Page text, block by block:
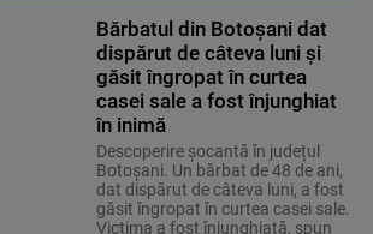
Bărbatul din Botoșani dat
dispărut de câteva luni și
găsit îngropat în curtea
casei sale a fost înjunghiat
în inimă
Descoperire șocantă în județul
Botoșani. Un bărbat de 48 de ani,
dat dispărut de câteva luni, a fost
găsit îngropat în curtea casei sale.
Victima a fost înjunghiată, spun